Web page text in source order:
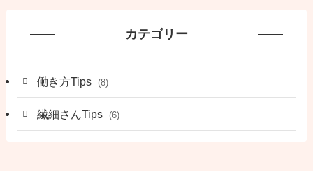
カテゴリー
働き方Tips (8)
繊細さんTips (6)